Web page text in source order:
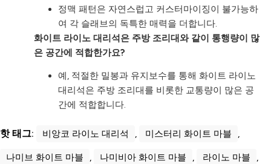
정맥 패턴은 자연스럽고 커스터마이징이 불가능하
여 각 슬래브의 독특한 매력을 더합니다.
화이트 라이노 대리석은 주방 조리대와 같이 통행량이 많
은 공간에 적합한가요?
예, 적절한 밀봉과 유지보수를 통해 화이트 라이노
대리석은 주방 조리대를 비롯한 교통량이 많은 공
간에 적합합니다.
핫 태그: 비앙코 라이노 대리석 , 미스터리 화이트 마블 ,
나미브 화이트 마블 , 나미비아 화이트 마블 , 라이노 마블 ,